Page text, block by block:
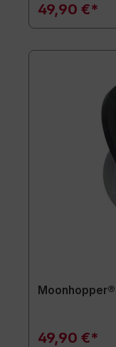
49,90 €*
49,90 €*